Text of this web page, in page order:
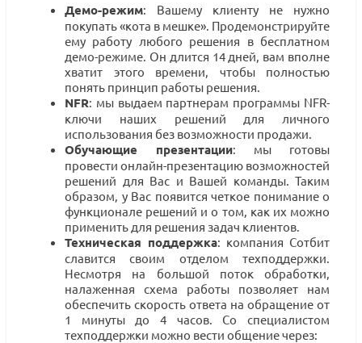
Демо-режим: Вашему клиенту не нужно
покупать «кота в мешке». Продемонстрируйте
ему работу любого решения в бесплатном
демо-режиме. Он длится 14 дней, вам вполне
хватит этого времени, чтобы полностью
понять принцип работы решения.
NFR: мы выдаем партнерам программы NFR-
ключи наших решений для личного
использования без возможности продажи.
Обучающие презентации: мы готовы
провести онлайн-презентацию возможностей
решений для Вас и Вашей команды. Таким
образом, у Вас появится четкое понимание о
функционале решений и о том, как их можно
применить для решения задач клиентов.
Техническая поддержка: компания Сотбит
славится своим отделом техподдержки.
Несмотря на большой поток обработки,
налаженная схема работы позволяет нам
обеспечить скорость ответа на обращение от
1 минуты до 4 часов. Со специалистом
техподдержки можно вести общение через: